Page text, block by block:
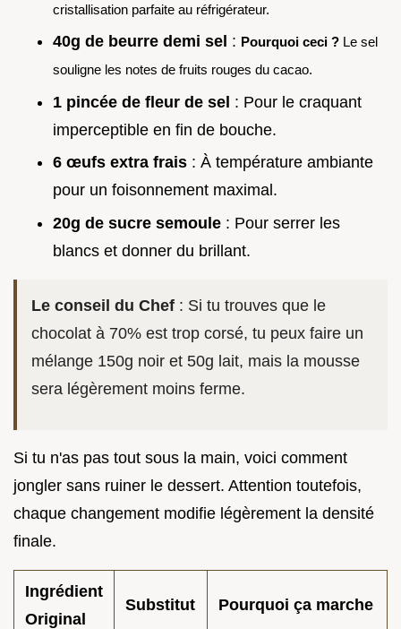
cristallisation parfaite au réfrigérateur.
40g de beurre demi sel : Pourquoi ceci ? Le sel
souligne les notes de fruits rouges du cacao.
1 pincée de fleur de sel : Pour le craquant
imperceptible en fin de bouche.
6 œufs extra frais : À température ambiante
pour un foisonnement maximal.
20g de sucre semoule : Pour serrer les
blancs et donner du brillant.
Le conseil du Chef : Si tu trouves que le
chocolat à 70% est trop corsé, tu peux faire un
mélange 150g noir et 50g lait, mais la mousse
sera légèrement moins ferme.
Si tu n'as pas tout sous la main, voici comment
jongler sans ruiner le dessert. Attention toutefois,
chaque changement modifie légèrement la densité
finale.
Ingrédient
Original
Substitut Pourquoi ça marche